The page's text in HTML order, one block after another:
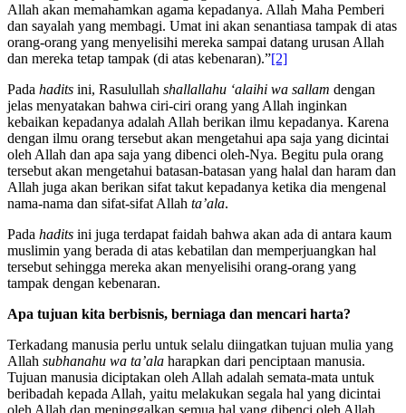
“Barang siapa yang Allah menginginkan kepadanya kebaikan maka
Allah akan memahamkan agama kepadanya. Allah Maha Pemberi
dan sayalah yang membagi. Umat ini akan senantiasa tampak di atas
orang-orang yang menyelisihi mereka sampai datang urusan Allah
Padahaditsini, Rasulullahshallallahu ‘alaihi wa sallamdengan
jelas menyatakan bahwa ciri-ciri orang yang Allah inginkan
kebaikan kepadanya adalah Allah berikan ilmu kepadanya. Karena
dengan ilmu orang tersebut akan mengetahui apa saja yang dicintai
oleh Allah dan apa saja yang dibenci oleh-Nya. Begitu pula orang
tersebut akan mengetahui batasan-batasan yang halal dan haram dan
Allah juga akan berikan sifat takut kepadanya ketika dia mengenal
Padahaditsini juga terdapat faidah bahwa akan ada di antara kaum
muslimin yang berada di atas kebatilan dan memperjuangkan hal
tersebut sehingga mereka akan menyelisihi orang-orang yang
Terkadang manusia perlu untuk selalu diingatkan tujuan mulia yang
Allahsubhanahu wa ta’ala harapkan dari penciptaan manusia.
Tujuan manusia diciptakan oleh Allah adalah semata-mata untuk
beribadah kepada Allah, yaitu melakukan segala hal yang dicintai